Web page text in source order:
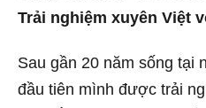
Trải nghiệm xuyên Việt
Sau gần 20 năm sống tại
đầu tiên mình được trải